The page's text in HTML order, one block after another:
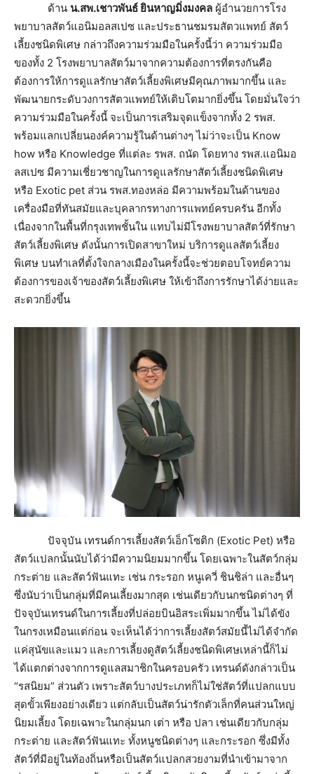
ด้าน น.สพ.เชาวพันธ์ ยินหาญมิ่งมงคล ผู้อำนวยการโรง
พยาบาลสัตว์แอนิมอลสเปซ และประธานชมรมสัตวแพทย์ สัตว์
เลี้ยงชนิดพิเศษ กล่าวถึงความร่วมมือในครั้งนี้ว่า ความร่วมมือ
ของทั้ง 2 โรงพยาบาลสัตว์มาจากความต้องการที่ตรงกันคือ
ต้องการให้การดูแลรักษาสัตว์เลี้ยงพิเศษมีคุณภาพมากขึ้น และ
พัฒนายกระดับวงการสัตวแพทย์ให้เติบโตมากยิ่งขึ้น โดยมั่นใจว่า
ความร่วมมือในครั้งนี้ จะเป็นการเสริมจุดแข็งจากทั้ง 2 รพส.
พร้อมแลกเปลี่ยนองค์ความรู้ในด้านต่างๆ ไม่ว่าจะเป็น Know
how หรือ Knowledge ที่แต่ละ รพส. ถนัด โดยทาง รพส.แอนิมอ
ลสเปซ มีความเชี่ยวชาญในการดูแลรักษาสัตว์เลี้ยงชนิดพิเศษ
หรือ Exotic pet ส่วน รพส.ทองหล่อ มีความพร้อมในด้านของ
เครื่องมือที่ทันสมัยและบุคลากรทางการแพทย์ครบครัน อีกทั้ง
เนื่องจากในพื้นที่กรุงเทพชั้นใน แทบไม่มีโรงพยาบาลสัตว์ที่รักษา
สัตว์เลี้ยงพิเศษ ดังนั้นการเปิดสาขาใหม่ บริการดูแลสัตว์เลี้ยง
พิเศษ บนทำเลที่ตั้งใจกลางเมืองในครั้งนี้จะช่วยตอบโจทย์ความ
ต้องการของเจ้าของสัตว์เลี้ยงพิเศษ ให้เข้าถึงการรักษาได้ง่ายและ
สะดวกยิ่งขึ้น
ปัจจุบัน เทรนด์การเลี้ยงสัตว์เอ็กโซติก (Exotic Pet) หรือ
สัตว์แปลกนั้นนับได้ว่ามีความนิยมมากขึ้น โดยเฉพาะในสัตว์กลุ่ม
กระต่าย และสัตว์ฟันแทะ เช่น กระรอก หนูเควี่ ชินชิล่า และอื่นๆ
ซึ่งนับว่าเป็นกลุ่มที่มีคนเลี้ยงมากสุด เช่นเดียวกับนกชนิดต่างๆ ที่
ปัจจุบันเทรนด์ในการเลี้ยงที่ปล่อยบินอิสระเพิ่มมากขึ้น ไม่ได้ขัง
ในกรงเหมือนแต่ก่อน จะเห็นได้ว่าการเลี้ยงสัตว์สมัยนี้ไม่ได้จำกัด
แค่สุนัขและแมว และการเลี้ยงดูสัตว์เลี้ยงชนิดพิเศษเหล่านี้ก็ไม่
ได้แตกต่างจากการดูแลสมาชิกในครอบครัว เทรนด์ดังกล่าวเป็น
“รสนิยม” ส่วนตัว เพราะสัตว์บางประเภทก็ไม่ใช่สัตว์ที่แปลกแบบ
สุดขั้วเพียงอย่างเดียว แต่กลับเป็นสัตว์น่ารักตัวเล็กที่คนส่วนใหญ่
นิยมเลี้ยง โดยเฉพาะในกลุ่มนก เต่า หรือ ปลา เช่นเดียวกับกลุ่ม
กระต่าย และสัตว์ฟันแทะ ทั้งหนูชนิดต่างๆ และกระรอก ซึ่งมีทั้ง
สัตว์ที่มีอยู่ในท้องถิ่นหรือเป็นสัตว์แปลกสวยงามที่นำเข้ามาจาก